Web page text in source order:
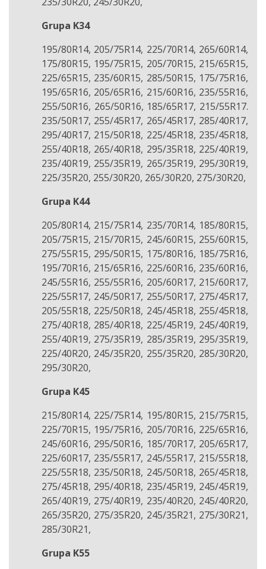
Grupa K34
195/80R14, 205/75R14, 225/70R14, 265/60R14,
175/80R15, 195/75R15, 205/70R15, 215/65R15,
225/65R15, 235/60R15, 285/50R15, 175/75R16,
195/65R16, 205/65R16, 215/60R16, 235/55R16,
255/50R16, 265/50R16, 185/65R17, 215/55R17.
235/50R17, 255/45R17, 265/45R17, 285/40R17,
295/40R17, 215/50R18, 225/45R18, 235/45R18,
255/40R18, 265/40R18, 295/35R18, 225/40R19,
235/40R19, 255/35R19, 265/35R19, 295/30R19,
225/35R20, 255/30R20, 265/30R20, 275/30R20,
Grupa K44
205/80R14, 215/75R14, 235/70R14, 185/80R15,
205/75R15, 215/70R15, 245/60R15, 255/60R15,
275/55R15, 295/50R15, 175/80R16, 185/75R16,
195/70R16, 215/65R16, 225/60R16, 235/60R16,
245/55R16, 255/55R16, 205/60R17, 215/60R17,
225/55R17, 245/50R17, 255/50R17, 275/45R17,
205/55R18, 225/50R18, 245/45R18, 255/45R18,
275/40R18, 285/40R18, 225/45R19, 245/40R19,
255/40R19, 275/35R19, 285/35R19, 295/35R19,
225/40R20, 245/35R20, 255/35R20, 285/30R20,
295/30R20,
Grupa K45
215/80R14, 225/75R14, 195/80R15, 215/75R15,
225/70R15, 195/75R16, 205/70R16, 225/65R16,
245/60R16, 295/50R16, 185/70R17, 205/65R17,
225/60R17, 235/55R17, 245/55R17, 215/55R18,
225/55R18, 235/50R18, 245/50R18, 265/45R18,
275/45R18, 295/40R18, 235/45R19, 245/45R19,
265/40R19, 275/40R19, 235/40R20, 245/40R20,
265/35R20, 275/35R20, 245/35R21, 275/30R21,
285/30R21,
Grupa K55